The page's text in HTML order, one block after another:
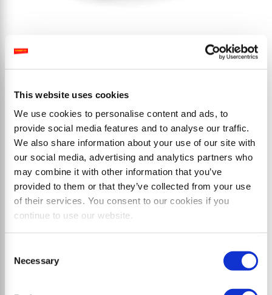
This website uses cookies
We use cookies to personalise content and ads, to
provide social media features and to analyse our traffic.
We also share information about your use of our site with
our social media, advertising and analytics partners who
may combine it with other information that you’ve
provided to them or that they’ve collected from your use
of their services. You consent to our cookies if you
continue to use our website.
Selection
Necessary
Broyeur à marteaux avec montage des deux côtés et